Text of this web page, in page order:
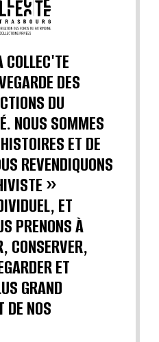
DES
DU
NOUS SOMMES
ET DE
REVENDIQUONS
»
ET
PRENONS À
CONSERVER,
ET
GRAND
DE NOS